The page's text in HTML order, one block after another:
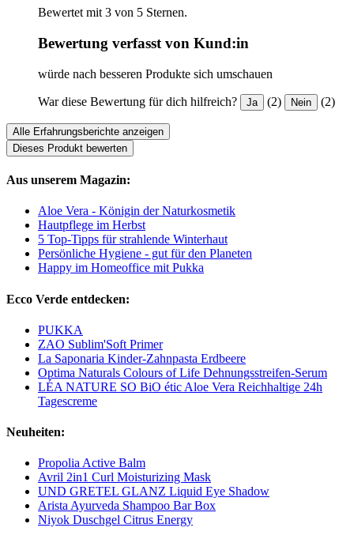
Bewertet mit 3 von 5 Sternen.
Bewertung verfasst von Kund:in
würde nach besseren Produkte sich umschauen
War diese Bewertung für dich hilfreich? Ja (2) Nein (2)
Alle Erfahrungsberichte anzeigen
Dieses Produkt bewerten
Aus unserem Magazin:
Aloe Vera - Königin der Naturkosmetik
Hautpflege im Herbst
5 Top-Tipps für strahlende Winterhaut
Persönliche Hygiene - gut für den Planeten
Happy im Homeoffice mit Pukka
Ecco Verde entdecken:
PUKKA
ZAO Sublim'Soft Primer
La Saponaria Kinder-Zahnpasta Erdbeere
Optima Naturals Colours of Life Dehnungsstreifen-Serum
LÉA NATURE SO BiO étic Aloe Vera Reichhaltige 24h
Tagescreme
Neuheiten:
Propolia Active Balm
Avril 2in1 Curl Moisturizing Mask
UND GRETEL GLANZ Liquid Eye Shadow
Arista Ayurveda Shampoo Bar Box
Niyok Duschgel Citrus Energy